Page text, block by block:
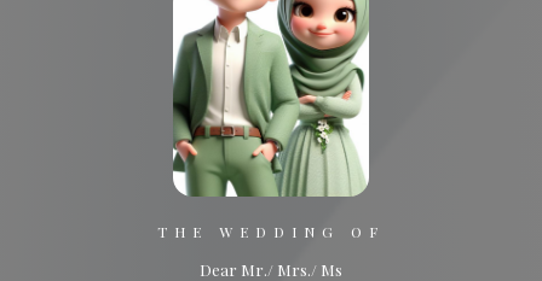
THE WEDDING OF
Dear Mr./ Mrs./ Ms